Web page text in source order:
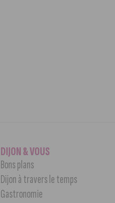
DIJON & VOUS
Bons plans
Dijon à travers le temps
Gastronomie